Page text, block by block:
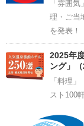
「雰囲
理・ご当
を発表！
2025年
ング」
「料理
スト100